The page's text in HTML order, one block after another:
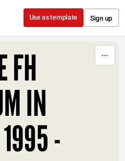
to content
Use as template Sign up
FH
IN
-